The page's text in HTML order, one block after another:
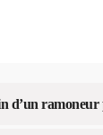
d’un